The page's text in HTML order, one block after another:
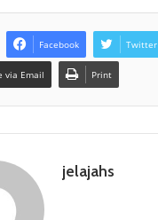
Facebook Twitter
via Email Print
jelajahs